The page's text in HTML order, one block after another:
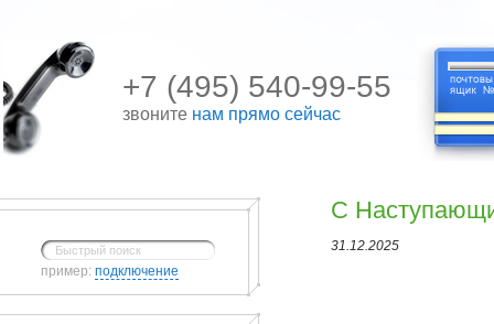
+7 (495) 540-99-55
звоните нам прямо сейчас
пример: подключение
С
31.12.2025